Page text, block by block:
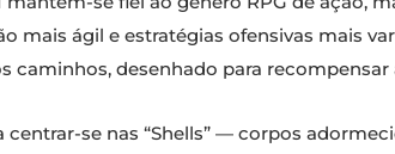
mais ágil e estratégias ofensivas mais
caminhos, desenhado para
centrar-se nas “Shells” — corpos